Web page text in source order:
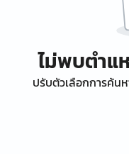
ไม่พบตำ
ปรับตัวเลือกการค้น